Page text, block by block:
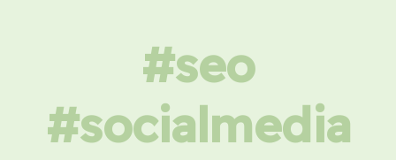
#seo
#socialmedia